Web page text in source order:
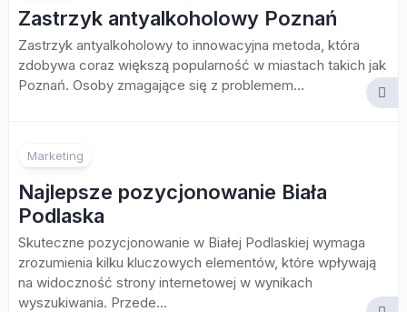
Zastrzyk antyalkoholowy Poznań
Zastrzyk antyalkoholowy to innowacyjna metoda, która
zdobywa coraz większą popularność w miastach takich jak
Poznań. Osoby zmagające się z problemem...
Marketing
Najlepsze pozycjonowanie Biała
Podlaska
Skuteczne pozycjonowanie w Białej Podlaskiej wymaga
zrozumienia kilku kluczowych elementów, które wpływają
na widoczność strony internetowej w wynikach
wyszukiwania. Przede...